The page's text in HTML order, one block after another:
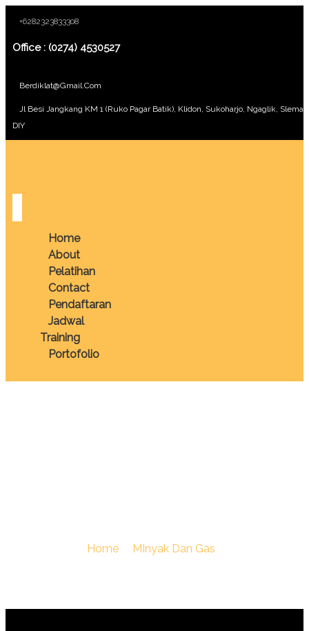
+6282323833308
Office : (0274) 4530527
Berdiklat@gmail.com
Jl Besi Jangkang KM 1 (Ruko Pagar Batik), Klidon, Sukoharjo, Ngaglik,
DIY
Home
About
Pelatihan
Contact
Pendaftaran
Jadwal
Training
Portofolio
Home MInyak Dan Gas